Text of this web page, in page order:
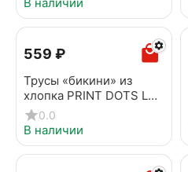
‍559‍ ₽
Трусы «бикини» из
хлопка PRINT DOTS LB
2545 black-pink
0.0
В наличии